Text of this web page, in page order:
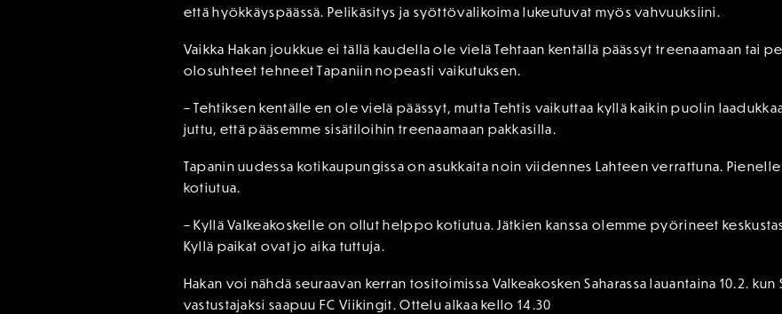
että hyökkäyspäässä. Pelikäsitys ja syöttövalikoima lukeutuvat myös vahvuuksiini.
Vaikka Hakan joukkue ei tällä kaudella ole vielä Tehtaan kentällä päässyt treenaamaan tai
olosuhteet tehneet Tapaniin nopeasti vaikutuksen.
– Tehtiksen kentälle en ole vielä päässyt, mutta Tehtis vaikuttaa kyllä kaikin puolin
juttu, että pääsemme sisätiloihin treenaamaan pakkasilla.
Tapanin uudessa kotikaupungissa on asukkaita noin viidennes Lahteen verrattuna.
kotiutua.
– Kyllä Valkeakoskelle on ollut helppo kotiutua. Jätkien kanssa olemme pyörineet
Kyllä paikat ovat jo aika tuttuja.
Hakan voi nähdä seuraavan kerran tositoimissa Valkeakosken Saharassa lauantaina 10.2.
vastustajaksi saapuu FC Viikingit. Ottelu alkaa kello 14.30